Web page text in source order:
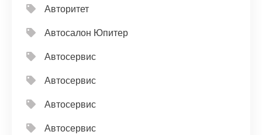
Авторитет
Автосалон Юпитер
Автосервис
Автосервис
Автосервис
Автосервис